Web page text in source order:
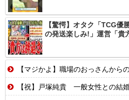
【驚愕】オタク「TCG優
の発送楽しみ!」運営「貴
【マジかよ】職場のおっさんからの遊びの誘い断
【祝】戸塚純貴 一般女性との結婚を発表「人生の節目を